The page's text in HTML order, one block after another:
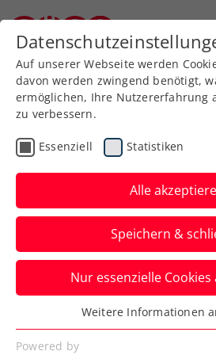
Zurück zur Newsübersicht
Rollstuhltennis
Miedler, Haider-
Legner und
verzeichnen
Doch auch Jurij Rodionov,
Alexander Gschiel und
Auf unserer Webseite werden
davon werden zwingend benötigt,
ermöglichen, Ihre Nutzererfahrung
zu verbessern.
Essenziell Statistiken
Alle
Speichern &
Nur essenzielle
Essenziell
Essenzielle Cookies werden für
Weitere Informationen
Powered by